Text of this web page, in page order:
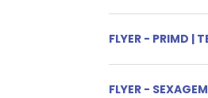
FLYER - PRIMD |
FLYER -